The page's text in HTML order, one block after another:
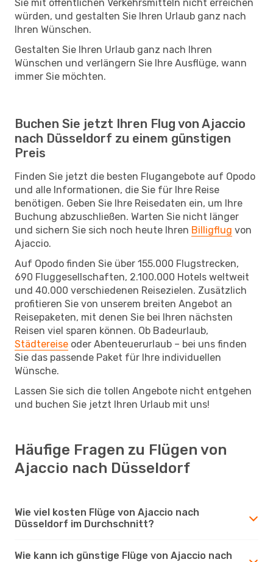
Sie mit öffentlichen Verkehrsmitteln nicht erreichen
würden, und gestalten Sie Ihren Urlaub ganz nach
Ihren Wünschen.
Gestalten Sie Ihren Urlaub ganz nach Ihren
Wünschen und verlängern Sie Ihre Ausflüge, wann
immer Sie möchten.
Buchen Sie jetzt Ihren Flug von Ajaccio
nach Düsseldorf zu einem günstigen
Preis
Finden Sie jetzt die besten Flugangebote auf Opodo
und alle Informationen, die Sie für Ihre Reise
benötigen. Geben Sie Ihre Reisedaten ein, um Ihre
Buchung abzuschließen. Warten Sie nicht länger
und sichern Sie sich noch heute Ihren Billigflug von
Ajaccio.
Auf Opodo finden Sie über 155.000 Flugstrecken,
690 Fluggesellschaften, 2.100.000 Hotels weltweit
und 40.000 verschiedenen Reisezielen. Zusätzlich
profitieren Sie von unserem breiten Angebot an
Reisepaketen, mit denen Sie bei Ihren nächsten
Reisen viel sparen können. Ob Badeurlaub,
Städtereise oder Abenteuerurlaub – bei uns finden
Sie das passende Paket für Ihre individuellen
Wünsche.
Lassen Sie sich die tollen Angebote nicht entgehen
und buchen Sie jetzt Ihren Urlaub mit uns!
Häufige Fragen zu Flügen von
Ajaccio nach Düsseldorf
Wie viel kosten Flüge von Ajaccio nach
Düsseldorf im Durchschnitt?
Wie kann ich günstige Flüge von Ajaccio nach